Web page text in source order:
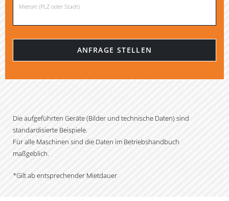
Mietort (PLZ oder Stadt)
Die aufgeführten Geräte (Bilder und technische Daten) sind
standardisierte Beispiele.
Für alle Maschinen sind die Daten im Betriebshandbuch
maßgeblich.
*Gilt ab entsprechender Mietdauer